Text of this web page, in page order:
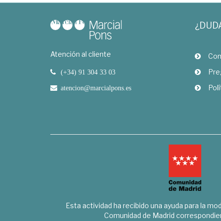
Atención al cliente
(+34) 91 304 33 03
atencion@marcialpons.es
Esta actividad ha recibido una ayuda para la
Comunidad de Madrid